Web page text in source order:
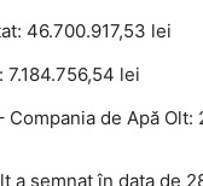
46.700.917,53 lei
lei
de Apă Olt:
a semnat în data de